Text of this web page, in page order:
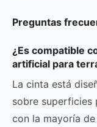
Preguntas
¿Es compatible
artificial para
La cinta está
sobre superficies
con la mayoría